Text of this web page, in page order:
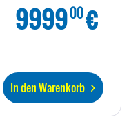
999900€
In den Warenkorb